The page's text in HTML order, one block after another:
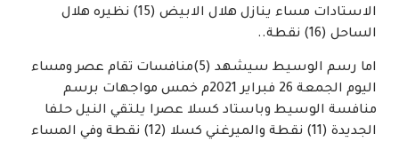
الاستادات مساء ينازل هلال الابيض (15) نظيره هلال
الساحل (16) نقطة..
اما رسم الوسيط سيشهد (5)منافسات تقام عصر ومساء
اليوم الجمعة 26 فبراير 2021م خمس مواجهات برسم
منافسة الوسيط وباستاد كسلا عصرا يلتقي النيل حلفا
الجديدة (11) نقطة والميرغني كسلا (12) نقطة وفي المساء